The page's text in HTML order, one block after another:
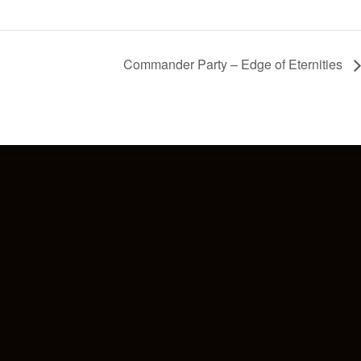
Commander Party – Edge of Eternities